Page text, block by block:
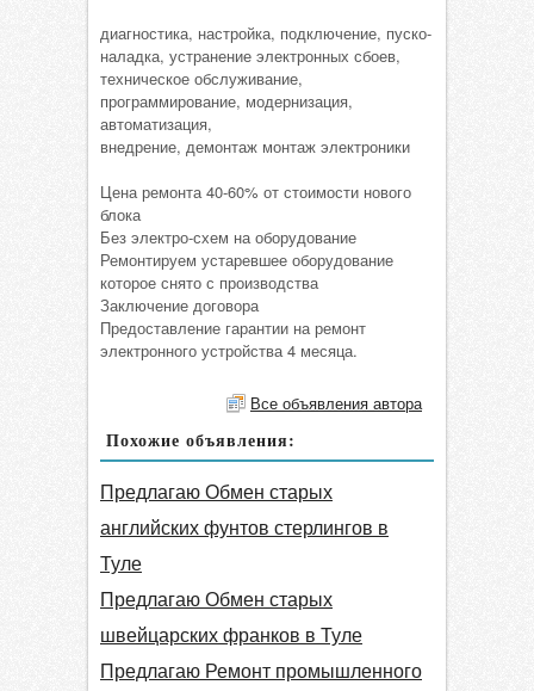
диагностика, настройка, подключение, пуско-
наладка, устранение электронных сбоев,
техническое обслуживание,
программирование, модернизация,
автоматизация,
внедрение, демонтаж монтаж электроники
Цена ремонта 40-60% от стоимости нового
блока
Без электро-схем на оборудование
Ремонтируем устаревшее оборудование
которое снято с производства
Заключение договора
Предоставление гарантии на ремонт
электронного устройства 4 месяца.
Все объявления автора
Похожие объявления:
Предлагаю Обмен старых
английских фунтов стерлингов в
Туле
Предлагаю Обмен старых
швейцарских франков в Туле
Предлагаю Ремонт промышленного